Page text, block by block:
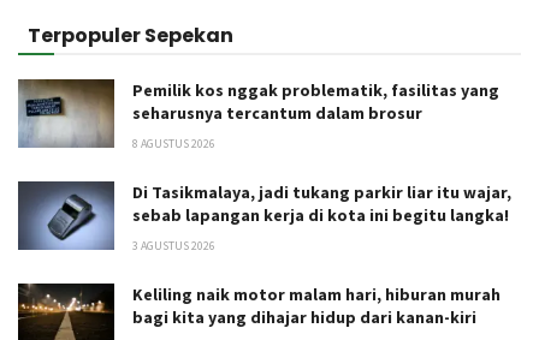
Terpopuler Sepekan
Pemilik kos nggak problematik, fasilitas yang
seharusnya tercantum dalam brosur
8 AGUSTUS 2026
Di Tasikmalaya, jadi tukang parkir liar itu wajar,
sebab lapangan kerja di kota ini begitu langka!
3 AGUSTUS 2026
Keliling naik motor malam hari, hiburan murah
bagi kita yang dihajar hidup dari kanan-kiri